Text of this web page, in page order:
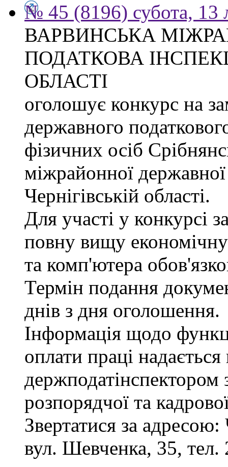
№ 45 (8196) субота, 13
ВАРВИНСЬКА
ПОДАТКОВА
ОБЛАСТІ
оголошує конкурс на
державного
фізичних осіб
міжрайонної державної
Чернігівській області.
Для участі у конкурсі
повну вищу
та комп'ютера
Термін подання
днів з дня оголошення.
Інформація щодо
оплати праці
держподатінспектором
розпорядчої та
Звертатися за адресою:
вул. Шевченка, 35, тел.